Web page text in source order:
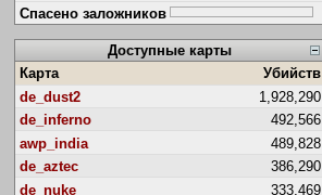
Спасено заложников
Доступные карты
Карта
Убийств
de_dust2
1,928,290
de_inferno
492,566
awp_india
489,828
de_aztec
386,290
de_nuke
333,469